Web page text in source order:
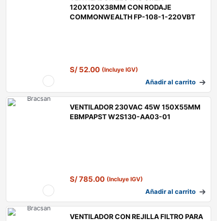
120X120X38MM CON RODAJE
COMMONWEALTH FP-108-1-220VBT
S/ 52.00 (Incluye IGV)
Añadir al carrito
VENTILADOR 230VAC 45W 150X55MM
EBMPAPST W2S130-AA03-01
S/785.00 (Incluye IGV)
Añadir al carrito
VENTILADOR CON REJILLA FILTRO PARA